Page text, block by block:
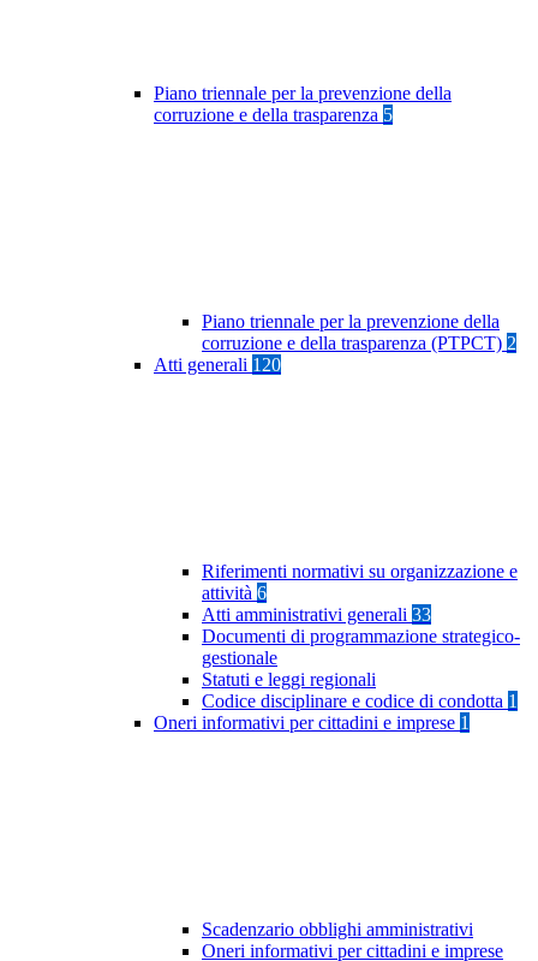
Piano triennale per la prevenzione della
corruzione e della trasparenza 5
Piano triennale per la prevenzione della
corruzione e della trasparenza (PTPCT) 2
Atti generali 120
Riferimenti normativi su organizzazione e
attività 6
Atti amministrativi generali 33
Documenti di programmazione strategico-
gestionale
Statuti e leggi regionali
Codice disciplinare e codice di condotta 1
Oneri informativi per cittadini e imprese 1
Scadenzario obblighi amministrativi
Oneri informativi per cittadini e imprese